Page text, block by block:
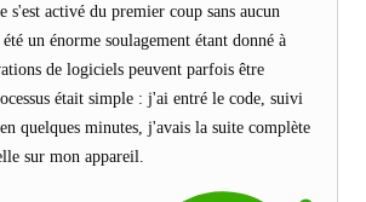
s'est activé du premier coup sans aucun
un énorme soulagement étant donné à
de logiciels peuvent parfois être
était simple : j'ai entré le code, suivi
quelques minutes, j'avais la suite complète
sur mon appareil.